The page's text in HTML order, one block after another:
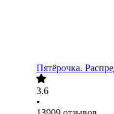
Пятёрочка.
3.6
•